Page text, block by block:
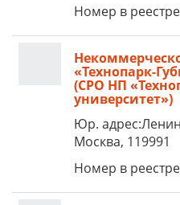
Номер в
«Технопарк-
(СРО НП
университет»)
Юр.
Москва, 119991
Номер в